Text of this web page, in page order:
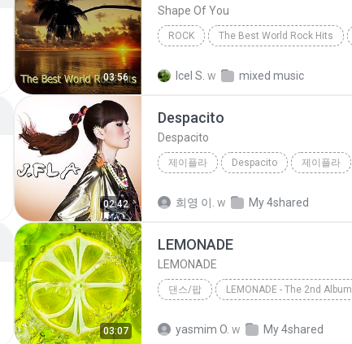
03:56
Shape Of You
ROCK The Best World Rock Hits
Icel S. w mixed music
02:42
Despacito
Despacito
제이플라 Despacito 제이플라
희영 이. w My 4shared
03:07
LEMONADE
LEMONADE
댄스/팝 LEMONADE - The 2nd Album
yasmim O. w My 4shared